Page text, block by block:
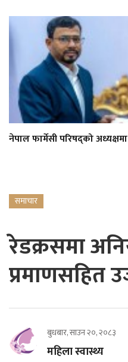
नेपाल फार्मेसी परिषद्को
समाचार
रेडक्रसमा
प्रमाणसहित
बुधबार, साउन २०, २०८३
महिला स्वास्थ्य